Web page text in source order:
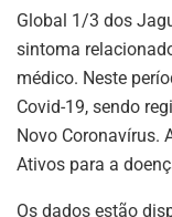
Global 1/3 dos
sintoma
médico. Neste
Covid-19, sendo
Novo Coronavírus.
Ativos para a
Os dados estão